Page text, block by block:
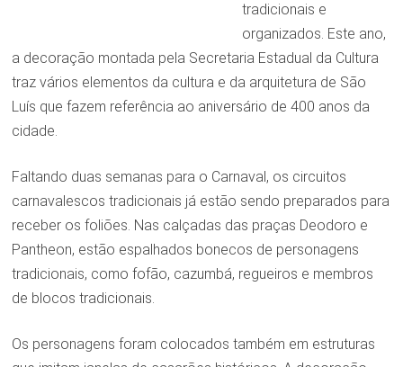
tradicionais e
organizados. Este ano,
a decoração montada pela Secretaria Estadual da Cultura
traz vários elementos da cultura e da arquitetura de São
Luís que fazem referência ao aniversário de 400 anos da
cidade.
Faltando duas semanas para o Carnaval, os circuitos
carnavalescos tradicionais já estão sendo preparados para
receber os foliões. Nas calçadas das praças Deodoro e
Pantheon, estão espalhados bonecos de personagens
tradicionais, como fofão, cazumbá, regueiros e membros
de blocos tradicionais.
Os personagens foram colocados também em estruturas